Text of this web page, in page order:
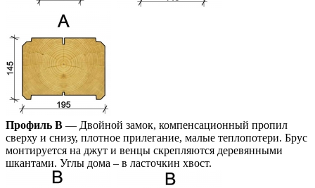
Профиль В — Двойной замок, компенсационный пропил
сверху и снизу, плотное прилегание, малые теплопотери. Брус
монтируется на джут и венцы скрепляются деревянными
шкантами. Углы дома – в ласточкин хвост.